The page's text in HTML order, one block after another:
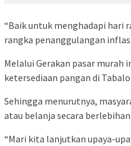
“Baik untuk menghadapi hari
rangka penanggulangan
Melalui Gerakan pasar murah
ketersediaan pangan di
Sehingga menurutnya,
atau belanja secara berlebihan.
“Mari kita lanjutkan upaya-